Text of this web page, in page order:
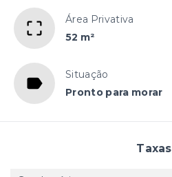
Área Privativa
52 m²
Situação
Pronto para morar
Taxas